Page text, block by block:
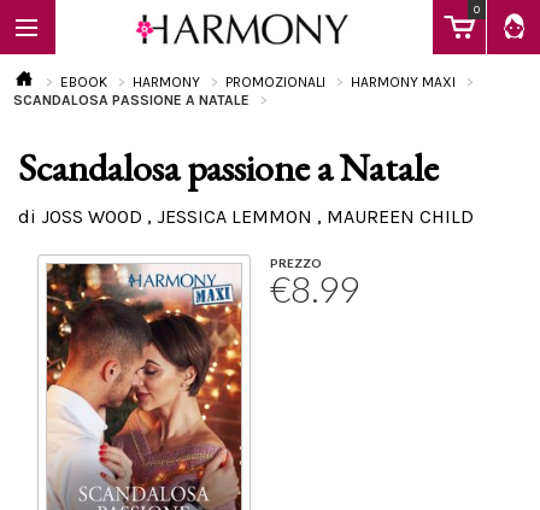
0
EBOOK
Calendario
EBOOK HARMONY PROMOZIONALI
HARMONY MAXI
SCANDALOSA PASSIONE A NATALE
Scandalosa passione a Natale
di JOSS WOOD , JESSICA LEMMON , MAUREEN CHILD
PREZZO
€8.99